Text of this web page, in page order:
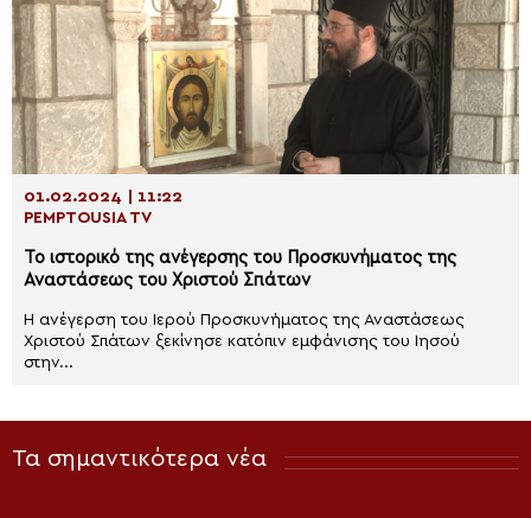
01.02.2024 | 11:22
PEMPTOUSIA TV
Το ιστορικό της ανέγερσης του Προσκυνήματος της
Αναστάσεως του Χριστού Σπάτων
Η ανέγερση του Ιερού Προσκυνήματος της Αναστάσεως
Χριστού Σπάτων ξεκίνησε κατόπιν εμφάνισης του Ιησού
στην...
Τα σημαντικότερα νέα